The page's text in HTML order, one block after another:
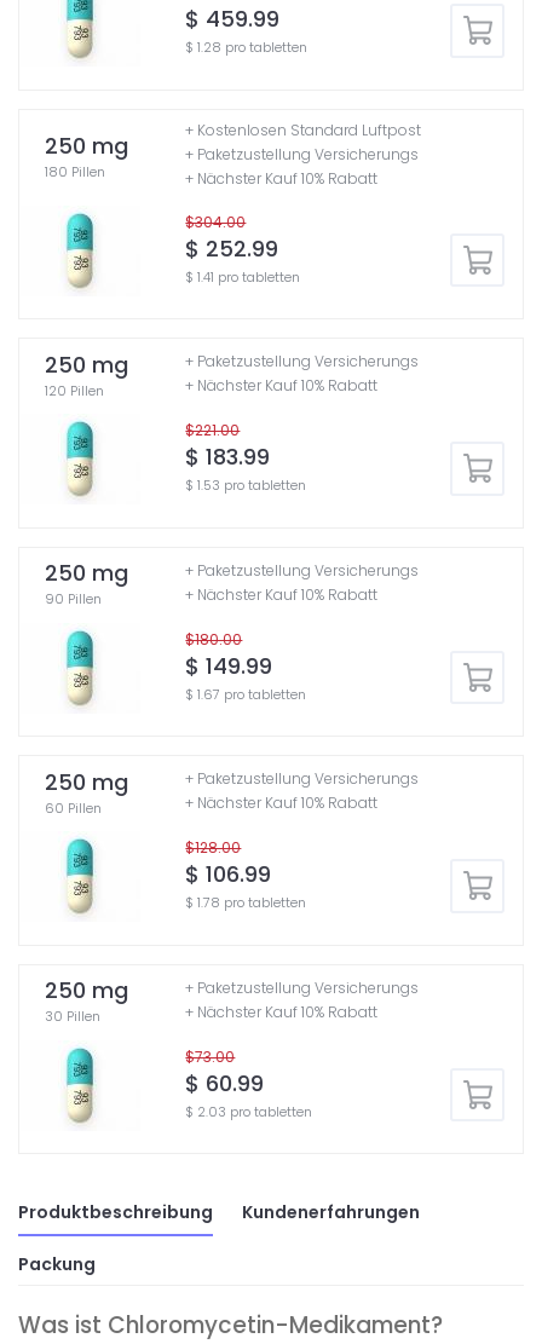
$ 459.99
$ 1.28 pro tabletten
250 mg
180 Pillen
$304.00
$ 252.99
$ 1.41 pro tabletten
+ Kostenlosen Standard Luftpost
+ Paketzustellung Versicherungs
+ Nächster Kauf 10% Rabatt
250 mg
120 Pillen
$221.00
$ 183.99
$ 1.53 pro tabletten
+ Paketzustellung Versicherungs
+ Nächster Kauf 10% Rabatt
250 mg
90 Pillen
$180.00
$ 149.99
$ 1.67 pro tabletten
+ Paketzustellung Versicherungs
+ Nächster Kauf 10% Rabatt
250 mg
60 Pillen
$128.00
$ 106.99
$ 1.78 pro tabletten
+ Paketzustellung Versicherungs
+ Nächster Kauf 10% Rabatt
250 mg
30 Pillen
$73.00
$ 60.99
$ 2.03 pro tabletten
+ Paketzustellung Versicherungs
+ Nächster Kauf 10% Rabatt
Produktbeschreibung Kundenerfahrungen
Packung
Was ist Chloromycetin-Medikament?